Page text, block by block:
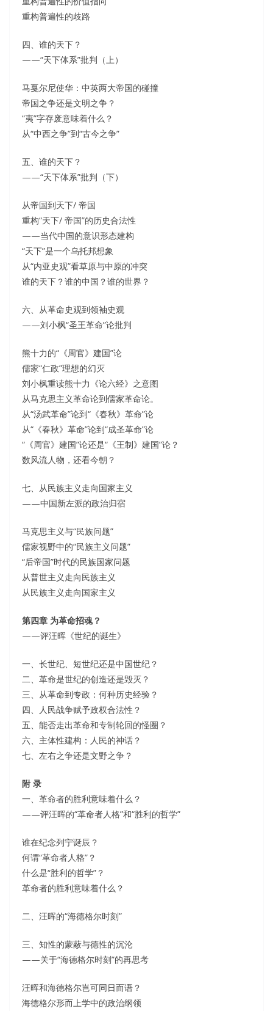
重构普遍性的歧路
四、谁的天下？
——“天下体系”批判（上）
马戛尔尼使华：中英两大帝国的碰撞
帝国之争还是文明之争？
“夷”字存废意味着什么？
从“中西之争”到“古今之争”
五、谁的天下？
——“天下体系”批判（下）
从帝国到天下/ 帝国
重构“天下/ 帝国”的历史合法性
——当代中国的意识形态建构
“天下”是一个乌托邦想象
从“内亚史观”看草原与中原的冲突
谁的天下？谁的中国？谁的世界？
六、从革命史观到领袖史观
——刘小枫“圣王革命”论批判
熊十力的“《周官》建国”论
儒家“仁政”理想的幻灭
刘小枫重读熊十力《论六经》之意图
从马克思主义革命论到儒家革命论。
从“汤武革命”论到“《春秋》革命”论
从“《春秋》革命”论到“成圣革命”论
“《周官》建国”论还是“《王制》建国”论？
数风流人物，还看今朝？
七、从民族主义走向国家主义
——中国新左派的政治归宿
马克思主义与“民族问题”
儒家视野中的“民族主义问题”
“后帝国”时代的民族国家问题
从普世主义走向民族主义
从民族主义走向国家主义
第四章 为革命招魂？
——评汪晖《世纪的诞生》
一、长世纪、短世纪还是中国世纪？
二、革命是世纪的创造还是毁灭？
三、从革命到专政：何种历史经验？
四、人民战争赋予政权合法性？
五、能否走出革命和专制轮回的怪圈？
六、主体性建构：人民的神话？
七、左右之争还是文野之争？
附 录
一、革命者的胜利意味着什么？
——评汪晖的“革命者人格”和“胜利的哲学”
谁在纪念列宁诞辰？
何谓“革命者人格”？
什么是“胜利的哲学”？
革命者的胜利意味着什么？
二、汪晖的“海德格尔时刻”
三、知性的蒙蔽与德性的沉沦
——关于“海德格尔时刻”的再思考
汪晖和海德格尔岂可同日而语？
海德格尔形而上学中的政治纲领